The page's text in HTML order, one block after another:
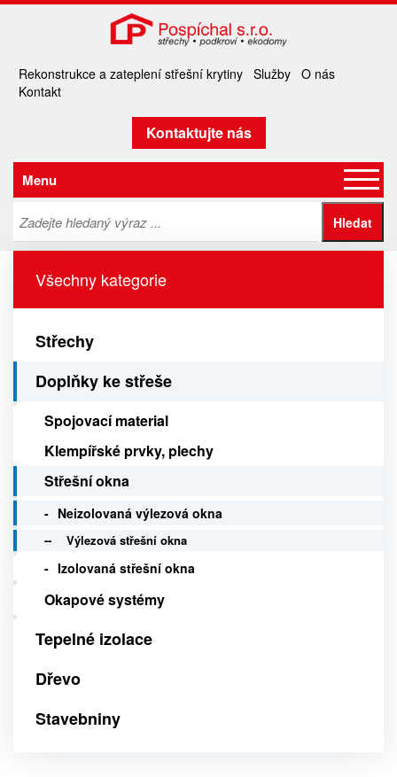
Rekonstrukce a zateplení střešní krytiny Služby O nás
Kontakt
Kontaktujte nás
Menu
Všechny kategorie
Střechy
Doplňky ke střeše
Spojovací material
Klempířské prvky, plechy
Střešní okna
Neizolovaná výlezová okna
Výlezová střešní okna
Izolovaná střešní okna
Okapové systémy
Tepelné izolace
Dřevo
Stavebniny